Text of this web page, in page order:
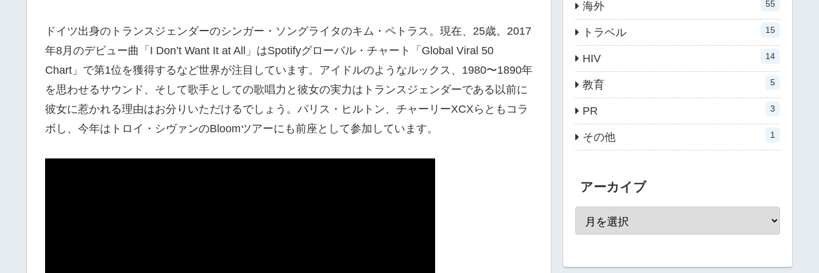
ドイツ出身のトランスジェンダーのシンガー・ソングライタのキム・ペトラス。現在、25歳。2017
年8月のデビュー曲「I Don’t Want It at All」はSpotifyグローバル・チャート「Global Viral 50
Chart」で第1位を獲得するなど世界が注目しています。アイドルのようなルックス、1980〜1890年
を思わせるサウンド、そして歌手としての歌唱力と彼女の実力はトランスジェンダーである以前に
彼女に惹かれる理由はお分りいただけるでしょう。パリス・ヒルトン、チャーリーXCXらともコラ
ボし、今年はトロイ・シヴァンのBloomツアーにも前座として参加しています。
海外 55
トラベル 15
HIV 14
教育 5
PR 3
その他 1
アーカイブ